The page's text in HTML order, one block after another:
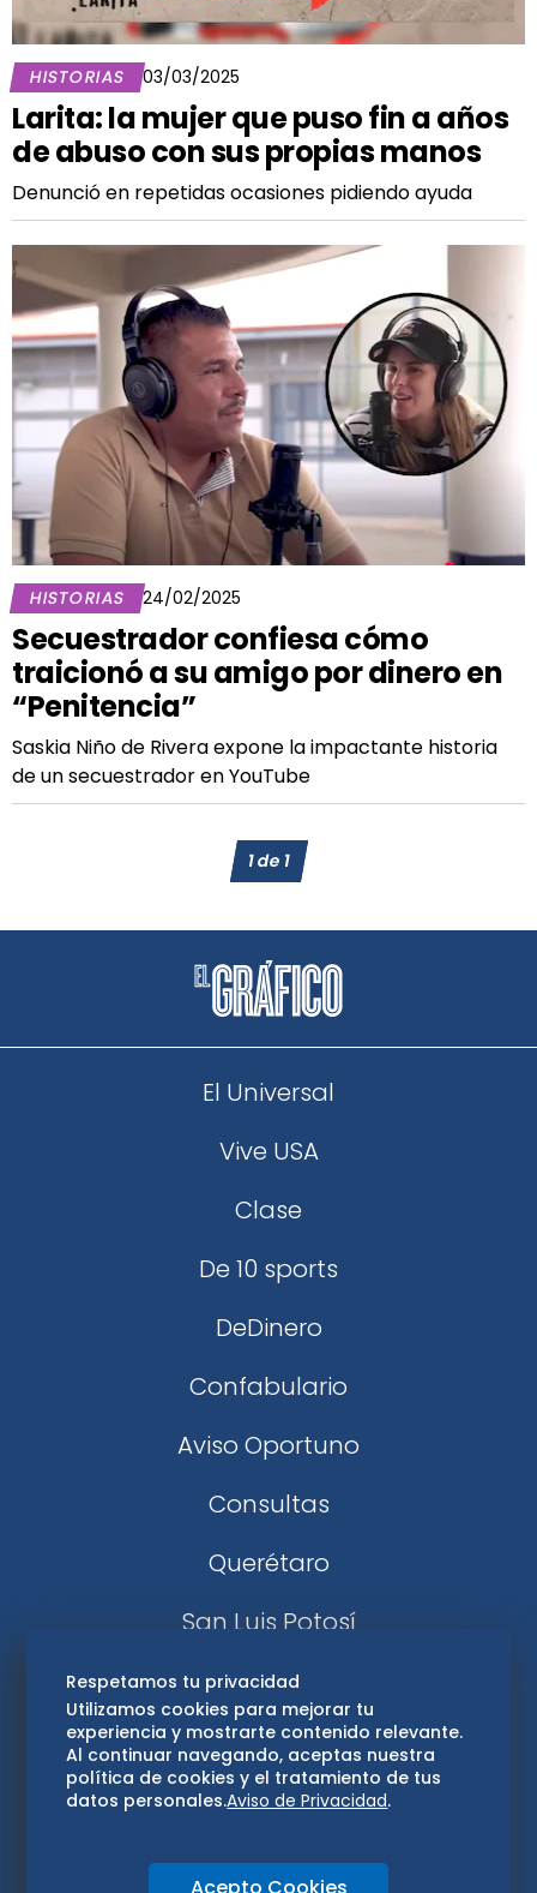
HISTORIAS 03/03/2025
Larita: la mujer que puso fin a años
de abuso con sus propias manos
Denunció en repetidas ocasiones pidiendo ayuda
HISTORIAS 24/02/2025
Secuestrador confiesa cómo
traicionó a su amigo por dinero en
“Penitencia”
Saskia Niño de Rivera expone la impactante historia
de un secuestrador en YouTube
1de1
El Universal
Vive USA
Clase
De 10 sports
DeDinero
Confabulario
Aviso Oportuno
Consultas
Querétaro
San Luis Potosí
Edomex
Consultas
Hidalgo
Oaxaca
Respetamos tu privacidad
Utilizamos cookies para mejorar tu
experiencia y mostrarte contenido relevante.
Al continuar navegando, aceptas nuestra
política de cookies y el tratamiento de tus
datos personales.Aviso de Privacidad.